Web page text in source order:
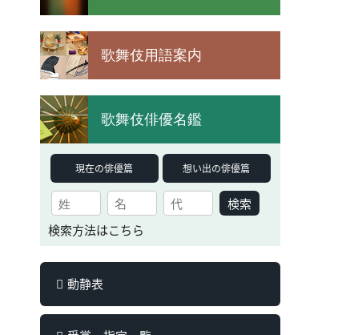
歌舞伎用語案内
歌舞伎俳優名鑑
現在の俳優篇 想い出の俳優篇
検索
検索方法はこちら
動静表